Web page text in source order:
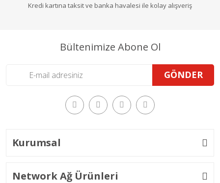
Kredi kartına taksit ve banka havalesi ile kolay alışveriş
Bültenimize Abone Ol
GÖNDER
Kurumsal
Network Ağ Ürünleri